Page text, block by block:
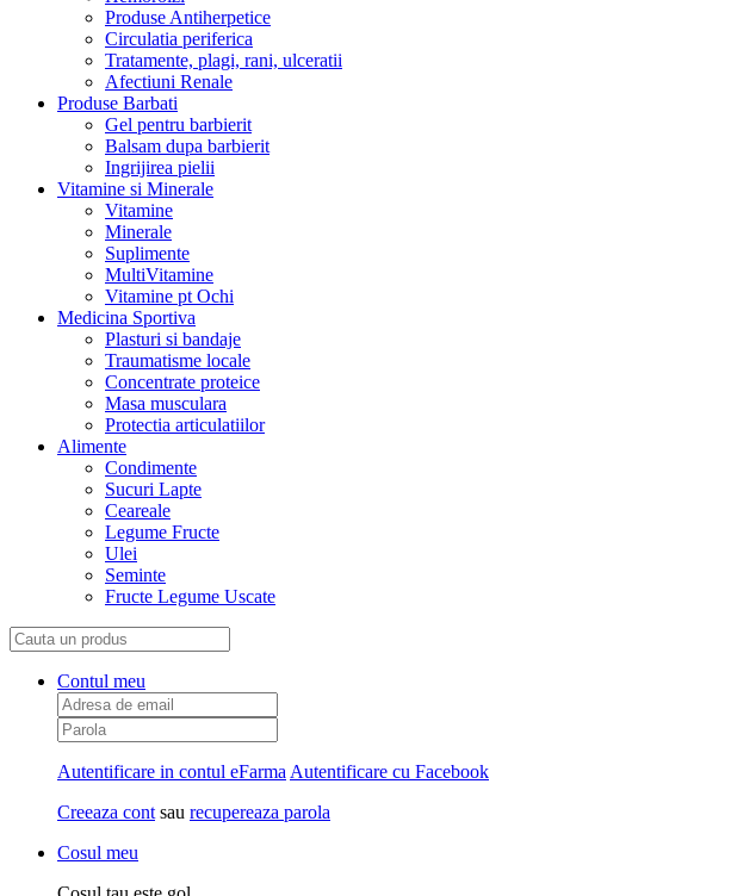
Produse Antiherpetice
Circulatia periferica
Tratamente, plagi, rani, ulceratii
Afectiuni Renale
Produse Barbati
Gel pentru barbierit
Balsam dupa barbierit
Ingrijirea pielii
Vitamine si Minerale
Vitamine
Minerale
Suplimente
MultiVitamine
Vitamine pt Ochi
Medicina Sportiva
Plasturi si bandaje
Traumatisme locale
Concentrate proteice
Masa musculara
Protectia articulatiilor
Alimente
Condimente
Sucuri Lapte
Ceareale
Legume Fructe
Ulei
Seminte
Fructe Legume Uscate
Contul meu
Autentificare in contul eFarma Autentificare cu Facebook
Creeaza cont sau recupereaza parola
Cosul meu